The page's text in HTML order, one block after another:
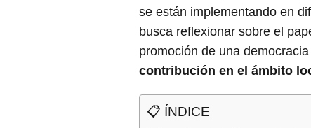
se están implementando en
busca reflexionar sobre el
promoción de una
contribución en el ámbito
📋 ÍNDICE